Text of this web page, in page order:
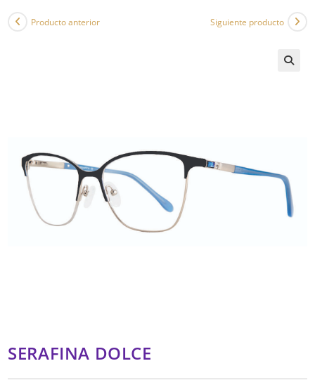
Producto anterior Siguiente producto
SERAFINA DOLCE